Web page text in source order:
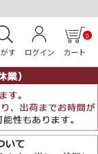
す ログイン カート
0